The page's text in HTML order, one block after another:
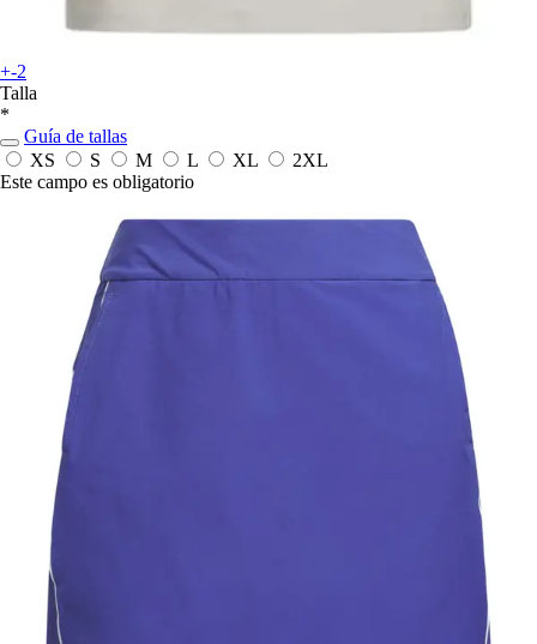
+-2
Talla
*
Guía de tallas
XS
S M L XL
2XL
Este campo es obligatorio